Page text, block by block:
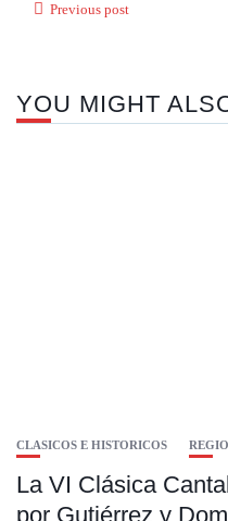
Previous post
YOU MIGHT
CLASICOS E HISTORICOS
La VI Clásica
por Gutiérrez y